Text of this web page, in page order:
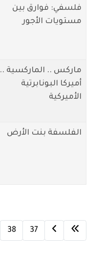
فلسفي: فوارق بين
مستويات الأجور
ماركس .. الماركسية ..
أميركا البونابرتية
الأميركية
الفلسفة بنت الأرض
37
38